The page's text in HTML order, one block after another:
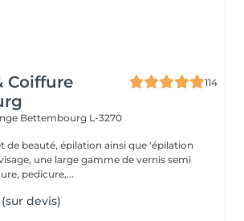
Coiffure
114
Bettembourg L-3270
de beauté, épilation ainsi que 'épilation
une large gamme de vernis semi
pedicure,...
devis)